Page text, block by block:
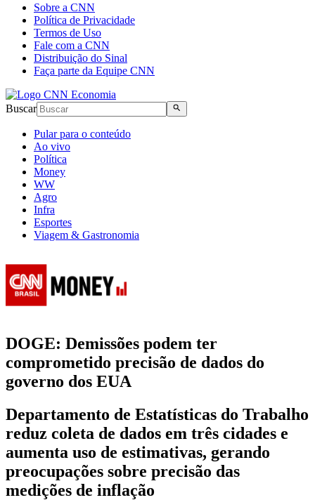
Sobre a CNN
Política de Privacidade
Termos de Uso
Fale com a CNN
Distribuição do Sinal
Faça parte da Equipe CNN
Buscar
Pular para o conteúdo
Ao vivo
Política
Money
WW
Agro
Infra
Esportes
Viagem & Gastronomia
DOGE: Demissões podem ter
comprometido precisão de dados do
governo dos EUA
Departamento de Estatísticas do Trabalho
reduz coleta de dados em três cidades e
aumenta uso de estimativas, gerando
preocupações sobre precisão das
medições de inflação